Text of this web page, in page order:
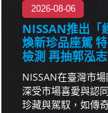
2026-08-06
NISSAN推出「
煥新珍品座駕
檢測 再抽郭泓
NISSAN在臺灣市
深受市場喜愛與認
珍藏與駕馭，如傳